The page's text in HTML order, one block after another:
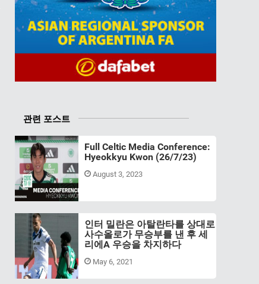
관련 포스트
Full Celtic Media Conference:
Hyeokkyu Kwon (26/7/23)
August 3, 2023
인터 밀란은 아탈란타를 상대로
사수올로가 무승부를 낸 후 세
리에A 우승을 차지하다
May 6, 2021